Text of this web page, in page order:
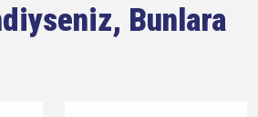
Bunlara